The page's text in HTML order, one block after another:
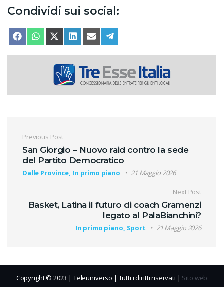
Condividi sui social:
SHARE ON
FACEBOOKSHARE ON
WHATSAPPSHARE ON
X (TWITTER)
SHARE ON
LINKEDINSHARE ON
EMAIL
Navigazione articoli
Previous Post
San Giorgio – Nuovo raid contro la sede
del Partito Democratico
Dalle Province, In primo piano 21 Maggio 2026
Next Post
Basket, Latina il futuro di coach Gramenzi
legato al PalaBianchini?
In primo piano, Sport 21 Maggio 2026
Copyright © 2023 | Teleuniverso | Tutti i diritti riservati | Sito web